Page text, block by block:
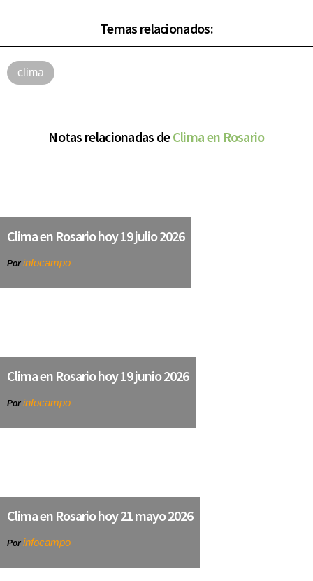
Temas relacionados:
clima
Notas relacionadas deClima en Rosario
Clima en Rosario hoy 19 julio 2026
Por infocampo
Clima en Rosario hoy 19 junio 2026
Por infocampo
Clima en Rosario hoy 21 mayo 2026
Por infocampo